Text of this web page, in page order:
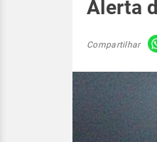
Alerta
Compartilhar